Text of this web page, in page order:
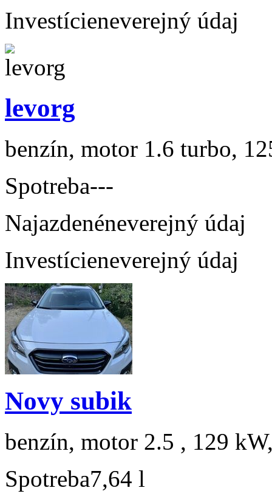
Investícieneverejný údaj
levorg
benzín, motor 1.6 turbo,
Spotreba---
Najazdenéneverejný údaj
Investícieneverejný údaj
Novy subik
benzín, motor 2.5 , 129
Spotreba7,64 l